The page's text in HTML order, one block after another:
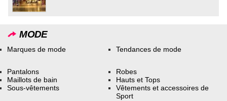
MODE
Marques de mode Tendances de mode
Pantalons
Maillots de bain
Sous-vêtements
Robes
Hauts et Tops
Vêtements et accessoires de
Sport